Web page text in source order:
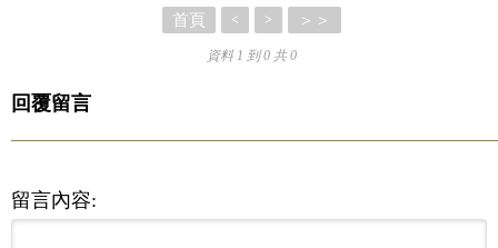
首頁 < > ＞＞
資料 1 到 0 共 0
回覆留言
留言內容: